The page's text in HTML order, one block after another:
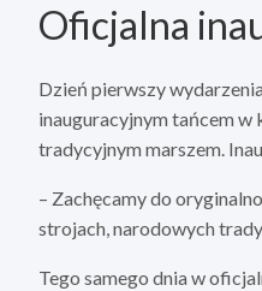
Oficjalna
Dzień pierwszy
inauguracyjnym tańcem w
tradycyjnym marszem.
– Zachęcamy do
strojach, narodowych
Tego samego dnia w